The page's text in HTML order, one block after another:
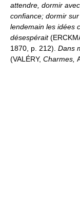
attendre, dormir
confiance; dormir
lendemain les idées
désespérait
1870, p. 212). Dans
(VALÉRY, Charmes,